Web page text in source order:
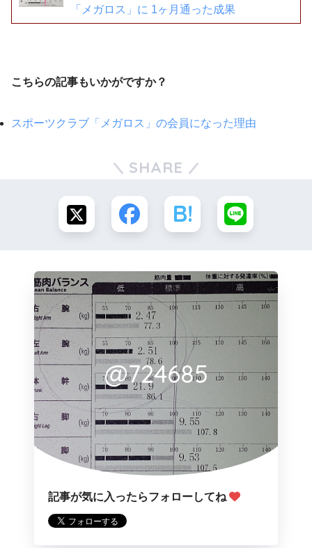
「メガロス」に 1ヶ月通った成果
こちらの記事もいかがですか？
スポーツクラブ「メガロス」の会員になった理由
SHARE
@724685
記事が気に入ったらフォローしてね